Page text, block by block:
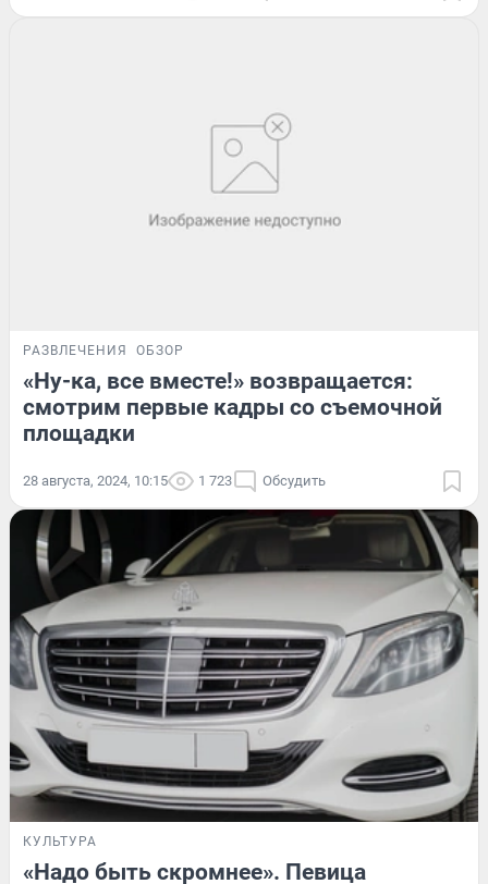
РАЗВЛЕЧЕНИЯ ОБЗОР
«Ну-ка, все вместе!» возвращается:
смотрим первые кадры со съемочной
площадки
28 августа, 2024, 10:15 1 723 Обсудить
КУЛЬТУРА
«Надо быть скромнее». Певица